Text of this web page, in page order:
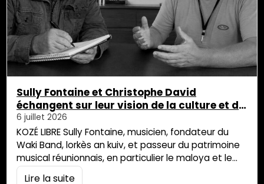
Sully Fontaine et Christophe David
échangent sur leur vision de la culture et de
l’identité
6 juillet 2026
KOZÉ LIBRE Sully Fontaine, musicien, fondateur du
Waki Band, lorkès an kuiv, et passeur du patrimoine
musical réunionnais, en particulier le maloya et le
séga, s’est entretenu avec Christophe David. Leur
Lire la suite